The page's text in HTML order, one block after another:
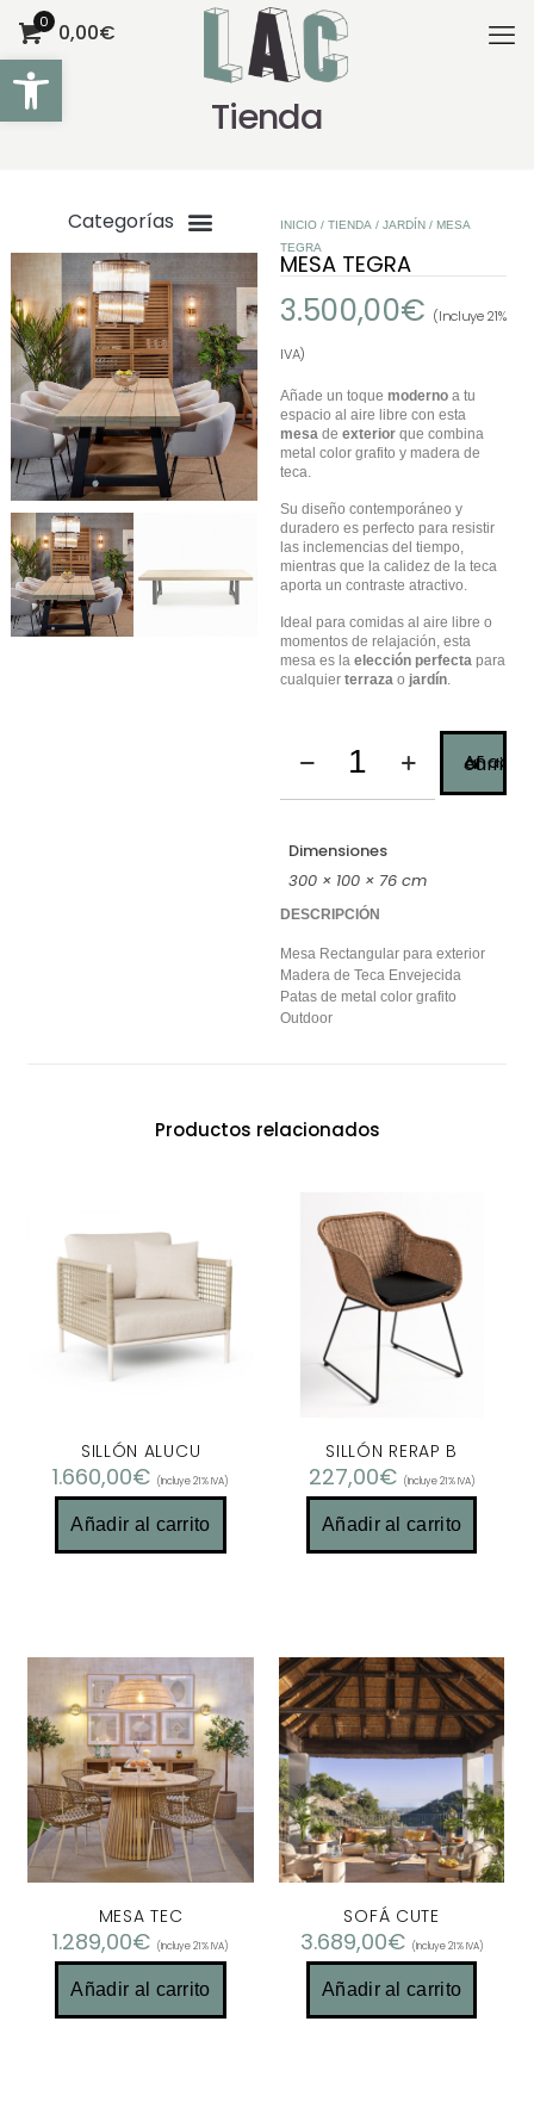
Abrir barra de herramientas
0 0,00€
Tienda
INICIO /TIENDA /JARDÍN / MESA
TEGRA
MESA TEGRA
3.500,00€ (Incluye 21%
IVA)
Añade un toquemoderno a tu
espacio al aire libre con esta
mesa deexterior que combina
metal color grafito y madera de
teca.
Su diseño contemporáneo y
duradero es perfecto para resistir
las inclemencias del tiempo,
mientras que la calidez de la teca
aporta un contraste atractivo.
Ideal para comidas al aire libre o
momentos de relajación, esta
mesa es laelección perfecta para
cualquierterraza o jardín
Añadir al carrito
Dimensiones
300 × 100 × 76 cm
DESCRIPCIÓN
Mesa Rectangular para exterior
Madera de Teca Envejecida
Patas de metal color grafito
Outdoor
Productos relacionados
SILLÓN ALUCU
1.660,00€ (Incluye 21% IVA)
Añadir al carrito
SILLÓN RERAP B
227,00€ (Incluye 21% IVA)
Añadir al carrito
MESA TEC
1.289,00€ (Incluye 21% IVA)
Añadir al carrito
SOFÁ CUTE
3.689,00€ (Incluye 21% IVA)
Añadir al carrito